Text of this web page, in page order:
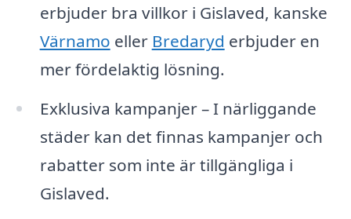
erbjuder bra villkor i Gislaved, kanske
Värnamo eller Bredaryd erbjuder en
mer fördelaktig lösning.
Exklusiva kampanjer – I närliggande
städer kan det finnas kampanjer och
rabatter som inte är tillgängliga i
Gislaved.